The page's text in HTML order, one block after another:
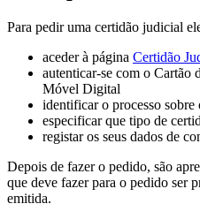
Para pedir uma certidão judicial
aceder à página Certidão
autenticar-se com o Cartão
Móvel Digital
identificar o processo sobre
especificar que tipo de
registar os seus dados de
Depois de fazer o pedido, são
que deve fazer para o pedido ser
emitida.